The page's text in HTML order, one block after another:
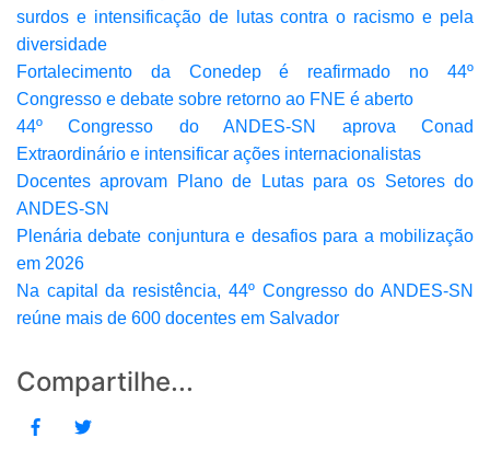
surdos e intensificação de lutas contra o racismo e pela
diversidade
Fortalecimento da Conedep é reafirmado no 44º
Congresso e debate sobre retorno ao FNE é aberto
44º Congresso do ANDES-SN aprova Conad
Extraordinário e intensificar ações internacionalistas
Docentes aprovam Plano de Lutas para os Setores do
ANDES-SN
Plenária debate conjuntura e desafios para a mobilização
em 2026
Na capital da resistência, 44º Congresso do ANDES-SN
reúne mais de 600 docentes em Salvador
Compartilhe...